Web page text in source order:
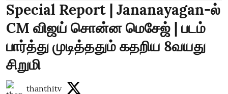
Special Report | Jananayagan-ல்
CM விஜய் சொன்ன மெசேஜ் | படம்
பார்த்து முடித்ததும் கதறிய 8வயது
சிறுமி
thanthitv